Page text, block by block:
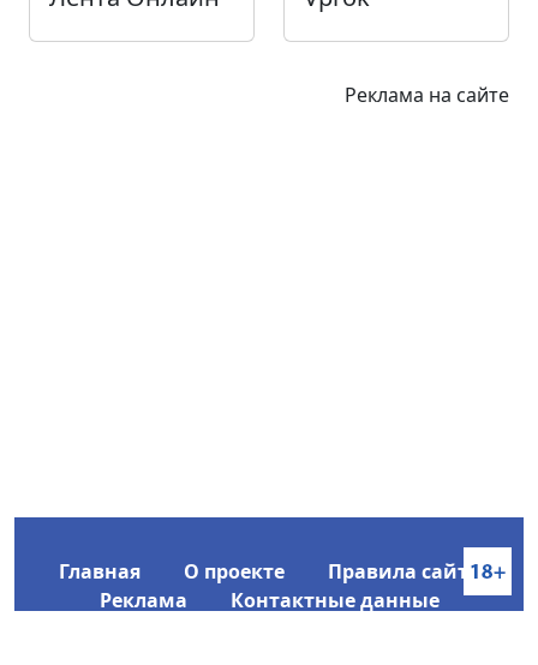
Реклама на сайте
Главная О проекте
Правила сайта
Реклама
Контактные данные